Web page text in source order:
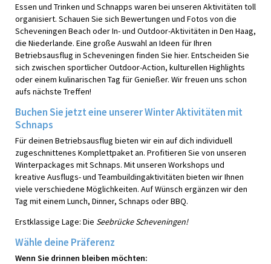
Essen und Trinken und Schnapps waren bei unseren Aktivitäten toll
organisiert. Schauen Sie sich Bewertungen und Fotos von die
Scheveningen Beach oder In- und Outdoor-Aktivitäten in Den Haag,
die Niederlande. Eine große Auswahl an Ideen für Ihren
Betriebsausflug in Scheveningen finden Sie hier. Entscheiden Sie
sich zwischen sportlicher Outdoor-Action, kulturellen Highlights
oder einem kulinarischen Tag für Genießer. Wir freuen uns schon
aufs nächste Treffen!
Buchen Sie jetzt eine unserer Winter Aktivitäten mit
Schnaps
Für deinen Betriebsausflug bieten wir ein auf dich individuell
zugeschnittenes Komplettpaket an. Profitieren Sie von unseren
Winterpackages mit Schnaps. Mit unseren Workshops und
kreative Ausflugs- und Teambuildingaktivitäten bieten wir Ihnen
viele verschiedene Möglichkeiten. Auf Wünsch ergänzen wir den
Tag mit einem Lunch, Dinner, Schnaps oder BBQ.
Erstklassige Lage: Die Seebrücke Scheveningen!
Wähle deine Präferenz
Wenn Sie drinnen bleiben möchten: